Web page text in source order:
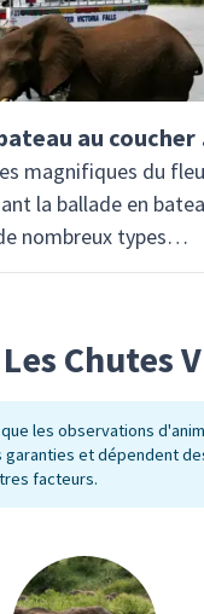
magnifiques du
la ballade en
nombreux types
et le long des
pendant que
le coucher du soleil…
des plus belles
Chutes
les observations
garanties et dépendent
facteurs.